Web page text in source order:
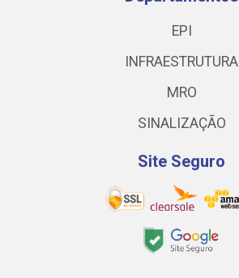
EPI
INFRAESTRUTURA
MRO
SINALIZAÇÃO
Site Seguro